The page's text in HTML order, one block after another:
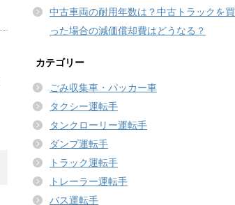
中古車両の耐用年数は？中古トラックを買
った場合の減価償却費はどうなる？
カテゴリー
ごみ収集車・パッカー車
タクシー運転手
タンクローリー運転手
ダンプ運転手
トラック運転手
トレーラー運転手
バス運転手